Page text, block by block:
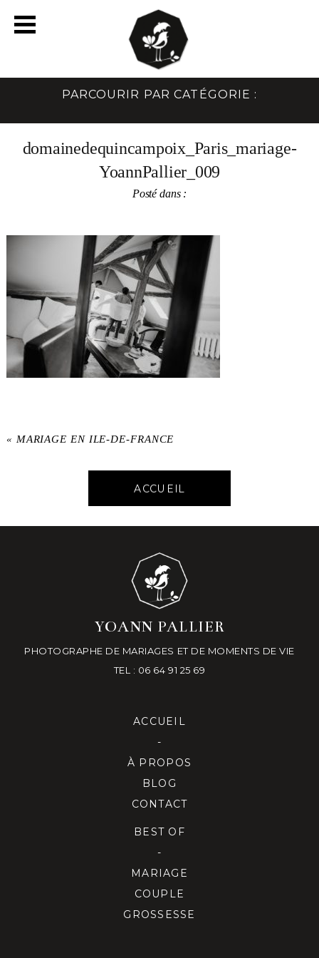
PARCOURIR PAR CATÉGORIE :
domainedequincampoix_Paris_mariage-
YoannPallier_009
Posté dans :
« MARIAGE EN ILE-DE-FRANCE
ACCUEIL
YOANN PALLIER
PHOTOGRAPHE DE MARIAGES ET DE MOMENTS DE VIE
TEL : 06 64 91 25 69
ACCUEIL
-
À PROPOS
BLOG
CONTACT
BEST OF
-
MARIAGE
COUPLE
GROSSESSE